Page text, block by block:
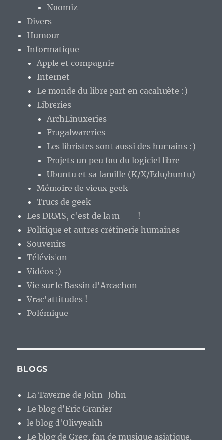
Noomiz
Divers
Humour
Informatique
Apple et compagnie
Internet
Le monde du libre part en cacahuète :)
Libreries
ArchLinuxeries
Frugalwareries
Les libristes sont aussi des humains :)
Projets un peu fou du logiciel libre
Ubuntu et sa famille (K/X/Edu/buntu)
Mémoire de vieux geek
Trucs de geek
Les DRMS, c'est de la m—– !
Politique et autres crétinerie humaines
Souvenirs
Télévision
Vidéos :)
Vie sur le Bassin d'Arcachon
Vrac'attitudes !
Polémique
BLOGS
La Taverne de John-John
Le blog d'Eric Granier
le blog d'Olivyeahh
Le blog de Greg, fan de musique asiatique.